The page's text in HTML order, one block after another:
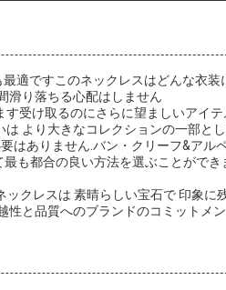
適ですこのネックレスはどんな衣装
滑り落ちる心配はしません
受け取るのにさらに望ましいアイ
より大きなコレクションの一部と
はありません.バン・クリーフ&アル
も都合の良い方法を選ぶことがで
クレスは 素晴らしい宝石で 印象に
と品質へのブランドのコミットメ